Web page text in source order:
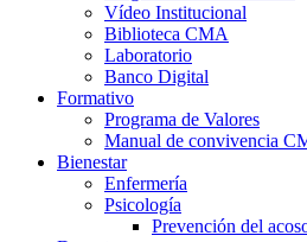
Vídeo Institucional
Biblioteca CMA
Laboratorio
Banco Digital
Formativo
Programa de Valores
Manual de convivencia
Bienestar
Enfermería
Psicología
Prevención del